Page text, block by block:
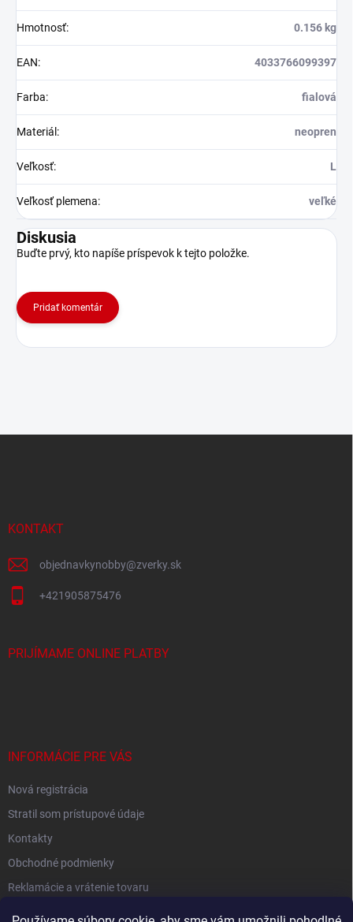
Hmotnosť: 0.156 kg
EAN: 4033766099397
Farba: fialová
Materiál : neopren
Veľkosť: L
Veľkosť plemena: veľké
Diskusia
Buďte prvý, kto napíše príspevok k tejto položke.
Pridať komentár
KONTAKT
objednavkynobby@zverky.sk
+421905875476
PRIJÍMAME ONLINE PLATBY
INFORMÁCIE PRE VÁS
Nová registrácia
Stratil som prístupové údaje
Kontakty
Obchodné podmienky
Reklamácie a vrátenie tovaru